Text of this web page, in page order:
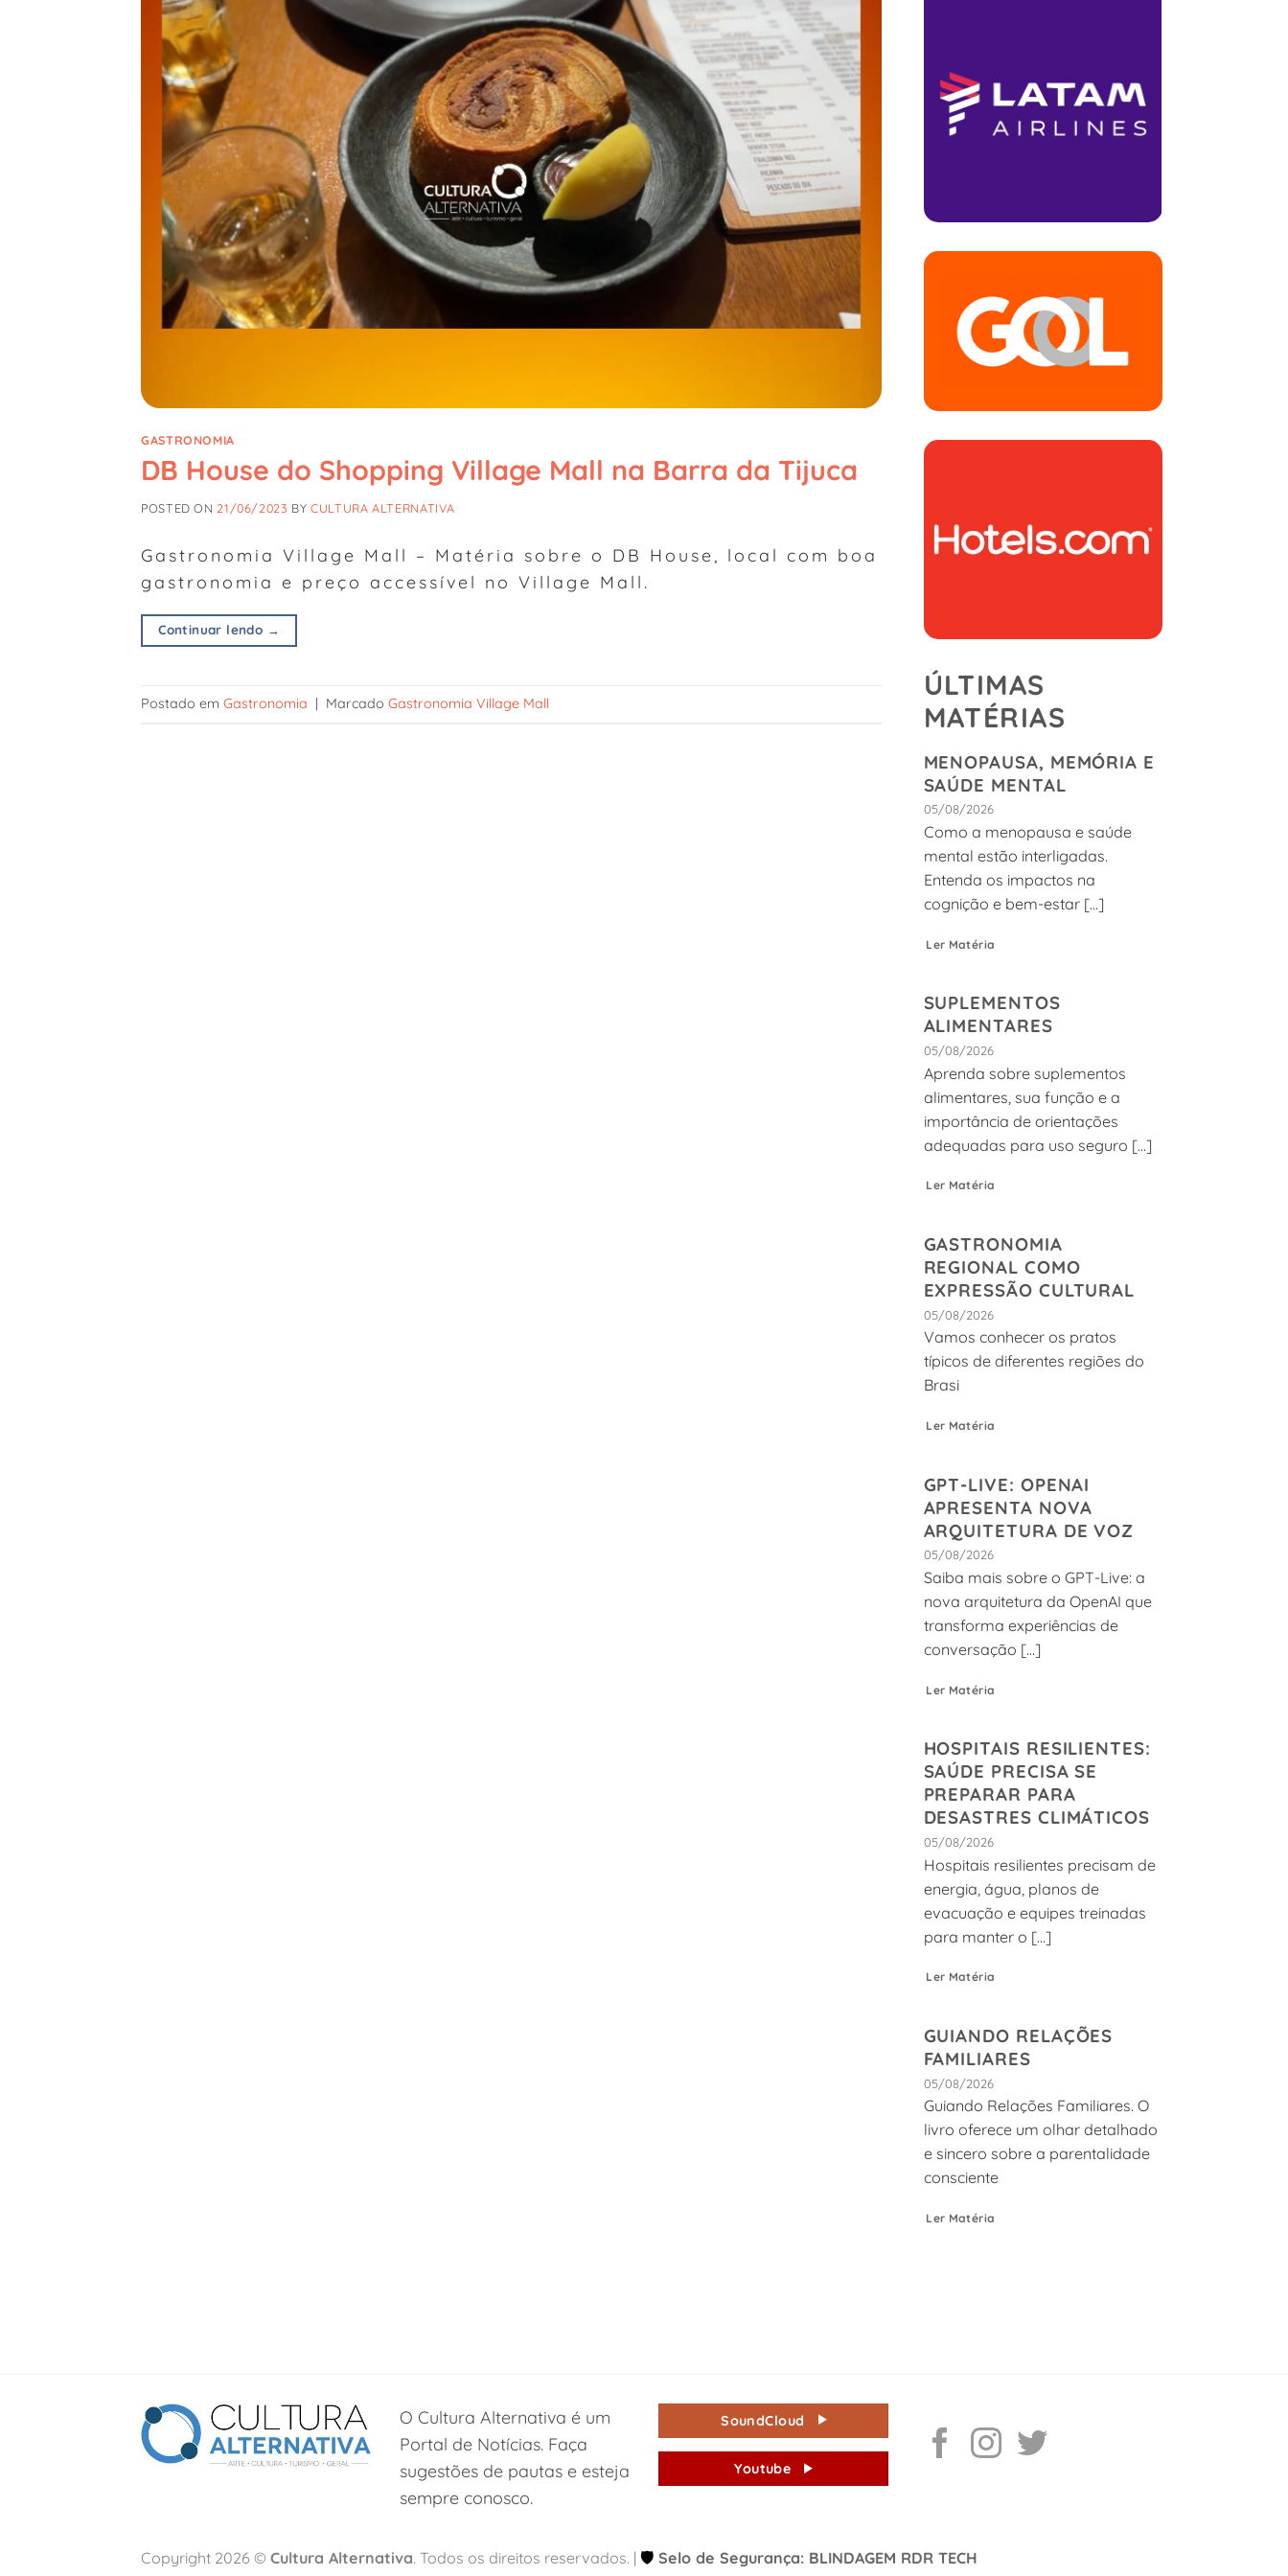
GASTRONOMIA
DB House do Shopping Village Mall na Barra da Tijuca
POSTED ON 21/06/2023 BYCULTURA ALTERNATIVA
Gastronomia Village Mall – Matéria sobre o DB House, local com boa
gastronomia e preço accessível no Village Mall.
Continuar lendo →
Postado em Gastronomia | Marcado Gastronomia Village Mall
ÚLTIMAS
MATÉRIAS
MENOPAUSA, MEMÓRIA E
SAÚDE MENTAL
05/08/2026
Como a menopausa e saúde
mental estão interligadas.
Entenda os impactos na
cognição e bem-estar [...]
Ler Matéria
SUPLEMENTOS
ALIMENTARES
05/08/2026
Aprenda sobre suplementos
alimentares, sua função e a
importância de orientações
adequadas para uso seguro [...]
Ler Matéria
GASTRONOMIA
REGIONAL COMO
EXPRESSÃO CULTURAL
05/08/2026
Vamos conhecer os pratos
típicos de diferentes regiões do
Brasi
Ler Matéria
GPT-LIVE: OPENAI
APRESENTA NOVA
ARQUITETURA DE VOZ
05/08/2026
Saiba mais sobre o GPT-Live: a
nova arquitetura da OpenAI que
transforma experiências de
conversação [...]
Ler Matéria
HOSPITAIS RESILIENTES:
SAÚDE PRECISA SE
PREPARAR PARA
DESASTRES CLIMÁTICOS
05/08/2026
Hospitais resilientes precisam de
energia, água, planos de
evacuação e equipes treinadas
para manter o [...]
Ler Matéria
GUIANDO RELAÇÕES
FAMILIARES
05/08/2026
Guiando Relações Familiares. O
livro oferece um olhar detalhado
e sincero sobre a parentalidade
consciente
Ler Matéria
O Cultura Alternativa é um
Portal de Notícias. Faça
sugestões de pautas e esteja
sempre conosco.
SoundCloud
Youtube
Copyright 2026 © Cultura Alternativa. Todos os direitos reservados. | 🛡️ Selo de Segurança: BLINDAGEM RDR TECH